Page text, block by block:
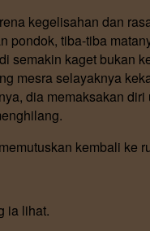
kegelisahan dan
pondok, tiba-tiba
semakin kaget bukan
mesra selayaknya
dia memaksakan
kembali ke
ia lihat.